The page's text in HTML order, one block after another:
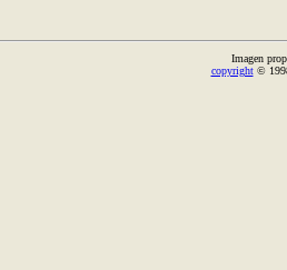
Imagen
copyright©